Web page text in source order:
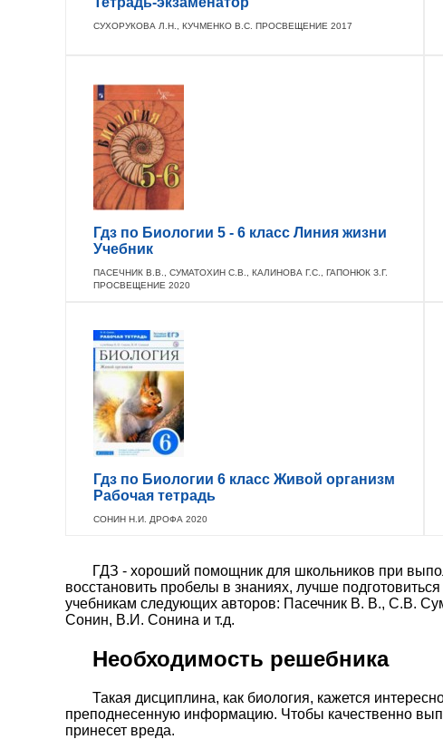
СУХОРУКОВА Л.Н., КУЧМЕНКО В.С. ПРОСВЕЩЕНИЕ 2017
Гдз по Биологии 5 - 6 класс Линия жизни
Учебник
ПАСЕЧНИК В.В., СУМАТОХИН С.В., КАЛИНОВА Г.С., ГАПОНЮК З.Г.
ПРОСВЕЩЕНИЕ 2020
Гдз по Биологии 6 класс Живой организм
Рабочая тетрадь
СОНИН Н.И. ДРОФА 2020
ГДЗ - хороший помощник для школьников при
восстановить пробелы в знаниях, лучше
учебникам следующих авторов: Пасечник В. В., С.В.
Сонин, В.И. Сонина и т.д.
Необходимость решебника
Такая дисциплина, как биология, кажется
преподнесенную информацию. Чтобы качественно
принесет вреда.